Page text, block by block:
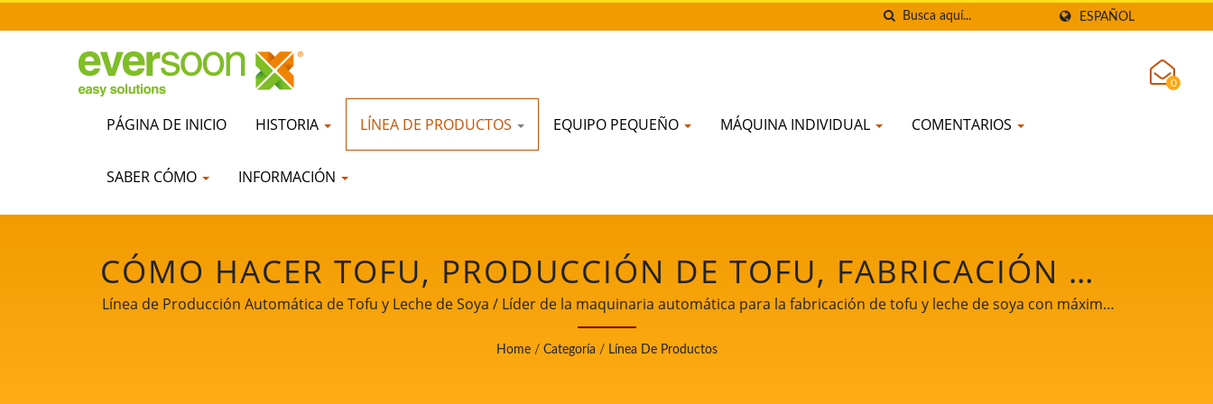
ESPAÑOL
PÁGINA DE INICIO HISTORIA LÍNEA DE PRODUCTOS EQUIPO PEQUEÑO MÁQUINA INDIVIDUAL COMENTARIOS
SABER CÓMO INFORMACIÓN
0
CÓMO HACER TOFU, PRODUCCIÓN DE TOFU, FABRICACIÓN DE
TOFU, PROCESO DE FABRICACIÓN DE TOFU, MANUFACTURA
DE TOFU, PROCESO DE MANUFACTURA DE TOFU, PROCESO DE
TOFU, MÉTODO DE PROCESAMIENTO DE TOFU, PROCESO DE
Línea de Producción Automática de Tofu y Leche de Soya / Líder de la maquinaria automática para la fabricación de tofu y leche de soya con máxima
prioridad en la seguridad alimentaria.
Home / Categoría / Línea De Productos